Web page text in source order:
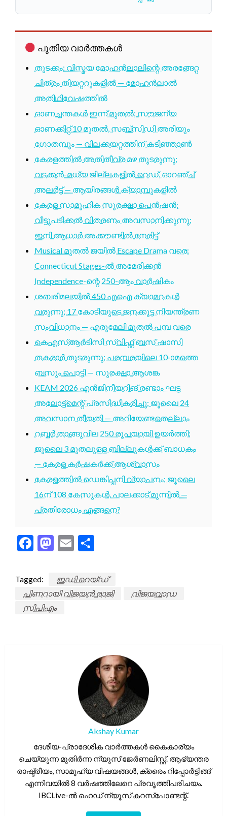
പുതിയ വാർത്തകൾ
തുടക്കം: വിസ്മയ മോഹൻലാലിന്റെ അരങ്ങേറ്റ
ചിത്രം തിയറ്ററുകളിൽ — മോഹൻലാൽ
അതിഥിവേഷത്തിൽ
ഓണച്ചന്തകൾ ഇന്ന് മുതൽ; സൗജന്യ
ഓണക്കിറ്റ് 10 മുതൽ, സബ്സിഡി അരിയും
ഗോതമ്പും — വിലക്കയറ്റത്തിന് കടിഞ്ഞാൺ
കേരളത്തിൽ അതിതീവ്ര മഴ തുടരുന്നു;
വടക്കൻ-മധ്യ ജില്ലകളിൽ റെഡ്, ഓറഞ്ച്
അലർട്ട് — ആയിരങ്ങൾ ക്യാമ്പുകളിൽ
കേരള സാമൂഹിക സുരക്ഷാ പെൻഷൻ:
വീട്ടുപടിക്കൽ വിതരണം അവസാനിക്കുന്നു;
ഇനി ആധാർ അക്കൗണ്ടിൽ നേരിട്ട്
Musical മുതൽ ജയിൽ Escape Drama വരെ:
Connecticut Stages-ൽ അമേരിക്കൻ
Independence-ന്റെ 250-ആം വാർഷികം
ശബരിമലയിൽ 450 എഐ ക്യാമറകൾ
വരുന്നു; 17 കോടിയുടെ ജനക്കൂട്ട നിയന്ത്രണ
സംവിധാനം — എരുമേലി മുതൽ പമ്പ വരെ
കെഎസ്ആർടിസി സ്വിഫ്റ്റ് ബസ് ഷാസി
തകരാർ തുടരുന്നു; പരമ്പരയിലെ 10-ാമത്തെ
ബസും പൊട്ടി — സുരക്ഷാ ആശങ്ക
KEAM 2026 എൻജിനീയറിങ് രണ്ടാം ഘട്ട
അലോട്ട്മെന്റ് പ്രസിദ്ധീകരിച്ചു; ജൂലൈ 24
അവസാന തീയതി — അറിയേണ്ടതെല്ലാം
റബ്ബർ താങ്ങുവില 250 രൂപയായി ഉയർത്തി;
ജൂലൈ 3 മുതലുള്ള ബില്ലുകൾക്ക് ബാധകം
— കേരള കർഷകർക്ക് ആശ്വാസം
കേരളത്തിൽ ഡെങ്കിപ്പനി വ്യാപനം; ജൂലൈ
16ന് 108 കേസുകൾ, പാലക്കാട് മുന്നിൽ —
പ്രതിരോധം എങ്ങനെ?
Facebook
Mastodon
Email
Tagged:
ഇഡി റെയ്ഡ്
പിണറായി വിജയൻ രാജി
വിജയവാഡ
സിപിഎം
Akshay Kumar
ദേശീയ-പ്രാദേശിക വാർത്തകൾ കൈകാര്യം
ചെയ്യുന്ന മുതിർന്ന ന്യൂസ് ജേർണലിസ്റ്റ്. ആഭ്യന്തര
രാഷ്ട്രീയം, സാമൂഹ്യ വിഷയങ്ങൾ, ക്രൈം റിപ്പോർട്ടിങ്ങ്
എന്നിവയിൽ 8 വർഷത്തിലേറെ പ്രവൃത്തിപരിചയം.
IBCLive-ൽ ഹെഡ് ന്യൂസ് കറസ്പോണ്ടന്റ്.